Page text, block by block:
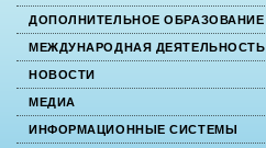
ДОПОЛНИТЕЛЬНОЕ ОБРАЗОВАНИЕ
МЕЖДУНАРОДНАЯ ДЕЯТЕЛЬНОСТЬ
НОВОСТИ
МЕДИА
ИНФОРМАЦИОННЫЕ СИСТЕМЫ